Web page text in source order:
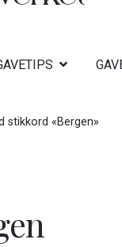
stikkord «Bergen»